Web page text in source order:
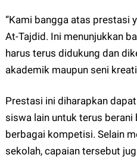
“Kami bangga atas prestasi
At-Tajdid. Ini menunjukkan
harus terus didukung dan
akademik maupun seni
Prestasi ini diharapkan
siswa lain untuk terus berani
berbagai kompetisi. Selain
sekolah, capaian tersebut